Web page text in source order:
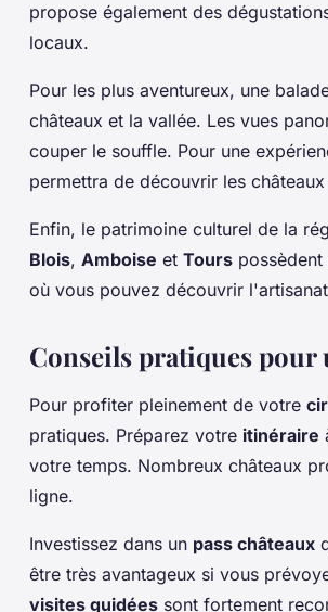
propose également des
locaux.
Pour les plus aventureux, une
châteaux et la vallée. Les vues
couper le souffle. Pour une
permettra de découvrir les
Enfin, le patrimoine culturel de la
Blois, Amboise et Tours
où vous pouvez découvrir
Conseils pratiques pour
Pour profiter pleinement de votre
pratiques. Préparez votre itinéraire
votre temps. Nombreux châteaux
ligne.
Investissez dans un pass châteaux
être très avantageux si vous
visites guidées sont fortement